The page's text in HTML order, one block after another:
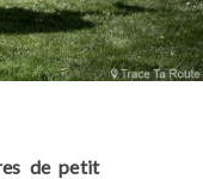
de petit